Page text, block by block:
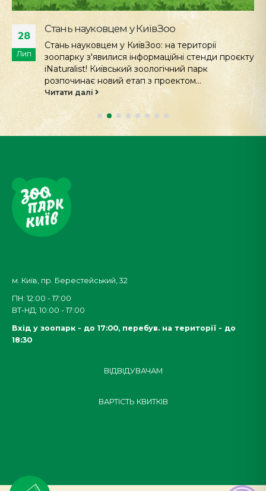
28
Лип
Стань науковцем у КиївЗоо
Стань науковцем у КиївЗоо: на території
зоопарку з'явилися інформаційні стенди проєкту
iNaturalist! Київський зоологічний парк
розпочинає новий етап з проектом...
Читати далі
м. Київ, пр. Берестейський, 32
ПН: 12:00 - 17:00
ВТ-НД: 10:00 - 17:00
Вхід у зоопарк - до 17:00, перебув. на території - до
18:30
ВІДВІДУВАЧАМ
ВАРТІСТЬ КВИТКІВ